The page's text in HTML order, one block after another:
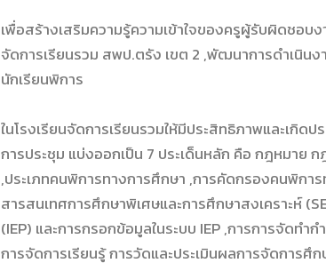
เพื่อสร้างเสริมความรู้ความเข้าใจของครูผู้รับผิดชอบ
จัดการเรียนรวม สพป.ตรัง เขต 2 ,พัฒนาการดำเนิน
นักเรียนพิการ
ในโรงเรียนจัดการเรียนรวมให้มีประสิทธิภาพและเกิ
การประชุม แบ่งออกเป็น 7 ประเด็นหลัก คือ กฎหมาย
,ประเภทคนพิการทางการศึกษา ,การคัดกรองคนพิกา
สารสนเทศการศึกษาพิเศษและการศึกษาสงเคราะห์
(IEP) และการกรอกข้อมูลในระบบ IEP ,การการจัดท
การจัดการเรียนรู้ การวัดและประเมินผลการจัดการศึ